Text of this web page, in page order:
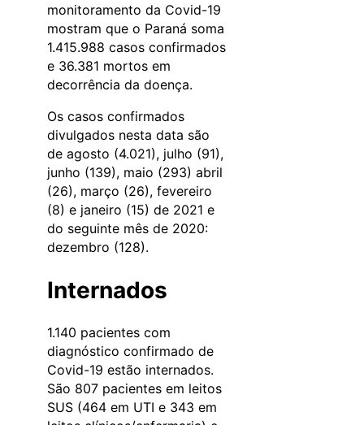
monitoramento da Covid-19
mostram que o Paraná soma
1.415.988 casos confirmados
e 36.381 mortos em
decorrência da doença.
Os casos confirmados
divulgados nesta data são
de agosto (4.021), julho (91),
junho (139), maio (293) abril
(26), março (26), fevereiro
(8) e janeiro (15) de 2021 e
do seguinte mês de 2020:
dezembro (128).
Internados
1.140 pacientes com
diagnóstico confirmado de
Covid-19 estão internados.
São 807 pacientes em leitos
SUS (464 em UTI e 343 em